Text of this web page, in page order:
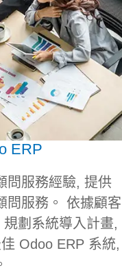
ERP
問服務經驗, 提供
問服務。 依據顧客
劃系統導入計畫,
Odoo ERP 系統,